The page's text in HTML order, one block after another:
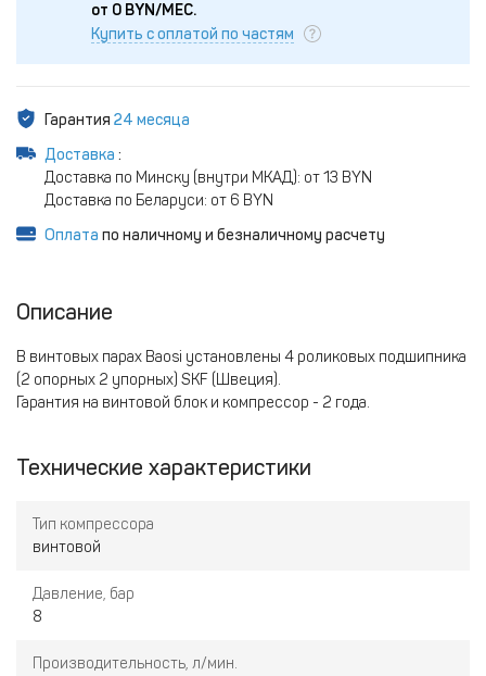
от 0 BYN/МЕС.
Купить с оплатой по частям
Гарантия 24 месяца
Доставка :
Доставка по Минску (внутри МКАД): от 13 BYN
Доставка по Беларуси: от 6 BYN
Оплата по наличному и безналичному расчету
Описание
В винтовых парах Baosi установлены 4 роликовых подшипника
(2 опорных 2 упорных) SKF (Швеция).
Гарантия на винтовой блок и компрессор - 2 года.
Технические характеристики
Тип компрессора
винтовой
Давление, бар
8
Производительность, л/мин.